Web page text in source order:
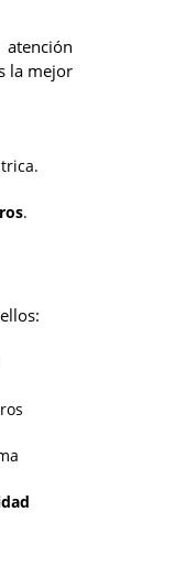
la mejor
.